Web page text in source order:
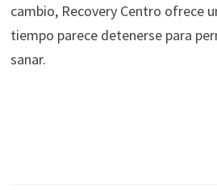
cambio, Recovery Centro ofrece
tiempo parece detenerse para
sanar.